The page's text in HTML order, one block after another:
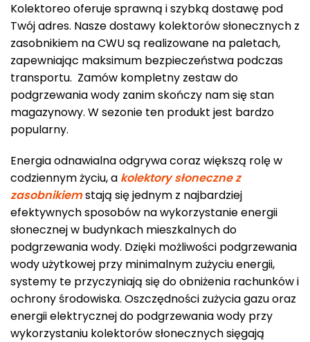
Kolektoreo oferuje sprawną i szybką dostawę pod
Twój adres. Nasze dostawy kolektorów słonecznych z
zasobnikiem na CWU są realizowane na paletach,
zapewniając maksimum bezpieczeństwa podczas
transportu. Zamów kompletny zestaw do
podgrzewania wody zanim skończy nam się stan
magazynowy. W sezonie ten produkt jest bardzo
popularny.
Energia odnawialna odgrywa coraz większą rolę w
codziennym życiu, a kolektory słoneczne z
zasobnikiemstają się jednym z najbardziej
efektywnych sposobów na wykorzystanie energii
słonecznej w budynkach mieszkalnych do
podgrzewania wody. Dzięki możliwości podgrzewania
wody użytkowej przy minimalnym zużyciu energii,
systemy te przyczyniają się do obniżenia rachunków i
ochrony środowiska. Oszczędności zużycia gazu oraz
energii elektrycznej do podgrzewania wody przy
wykorzystaniu kolektorów słonecznych sięgają